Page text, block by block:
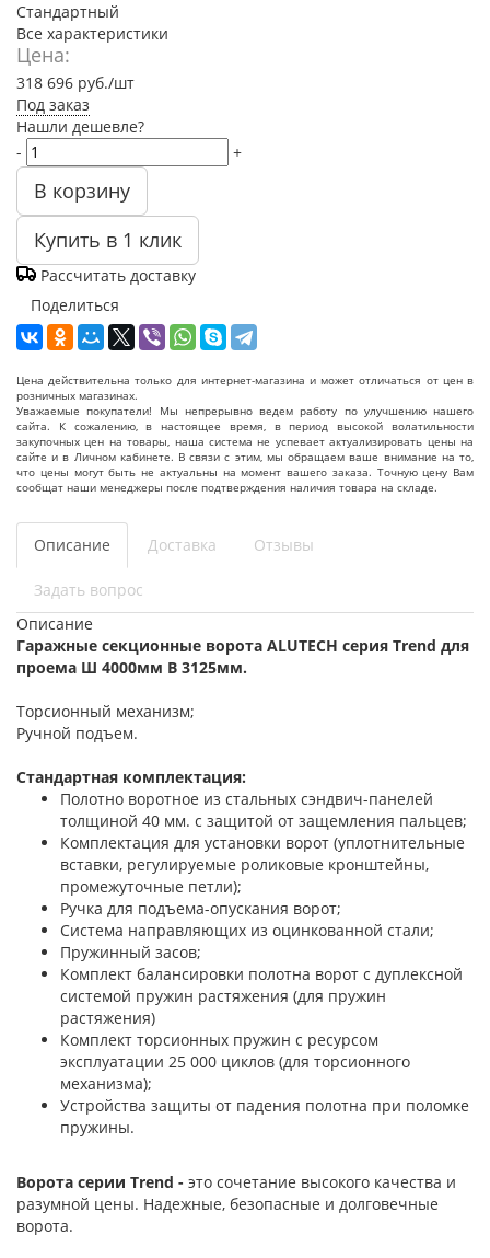
Стандартный
Все характеристики
Цена:
318 696 руб./шт
Под заказ
Нашли дешевле?
-
+
В корзину
Купить в 1 клик
Рассчитать доставку
Поделиться
Цена действительна только для интернет-магазина и может отличаться от цен в
розничных магазинах.
Уважаемые покупатели! Мы непрерывно ведем работу по улучшению нашего
сайта. К сожалению, в настоящее время, в период высокой волатильности
закупочных цен на товары, наша система не успевает актуализировать цены на
сайте и в Личном кабинете. В связи с этим, мы обращаем ваше внимание на то,
что цены могут быть не актуальны на момент вашего заказа. Точную цену Вам
сообщат наши менеджеры после подтверждения наличия товара на складе.
Описание Доставка Отзывы
Задать вопрос
Описание
Гаражные секционные ворота ALUTECH серия Trend для
проема Ш 4000мм В 3125мм.
Торсионный механизм;
Ручной подъем.
Стандартная комплектация:
Полотно воротное из стальных сэндвич-панелей
толщиной 40 мм. с защитой от защемления пальцев;
Комплектация для установки ворот (уплотнительные
вставки, регулируемые роликовые кронштейны,
промежуточные петли);
Ручка для подъема-опускания ворот;
Система направляющих из оцинкованной стали;
Пружинный засов;
Комплект балансировки полотна ворот с дуплексной
системой пружин растяжения (для пружин
растяжения)
Комплект торсионных пружин с ресурсом
эксплуатации 25 000 циклов (для торсионного
механизма);
Устройства защиты от падения полотна при поломке
пружины.
Ворота серии Trend - это сочетание высокого качества и
разумной цены. Надежные, безопасные и долговечные
ворота.